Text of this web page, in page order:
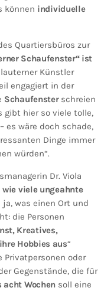
können individuelle
Quartiersbüros zur
Schaufenster“ ist
Künstler
engagiert in der
Schaufenster schreien
gibt hier so viele tolle,
es wäre doch schade,
Dinge immer
würden“.
Dr. Viola
wie viele ungeahnte
was einen Ort und
die Personen
Kreatives,
Hobbies aus“
Privatpersonen oder
Gegenstände, die für
acht Wochen soll eine